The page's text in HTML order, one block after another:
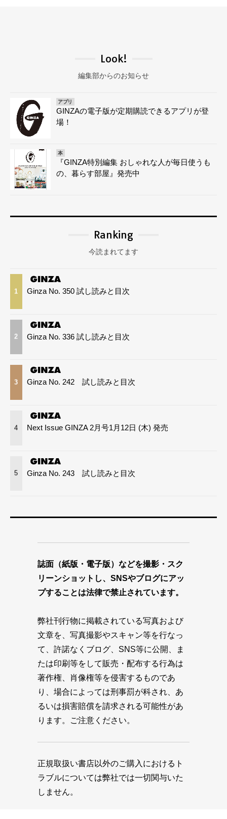
Look!
編集部からのお知らせ
アプリ
GINZAの電子版が定期購読できるアプリが登
場！
本
『GINZA特別編集 おしゃれな人が毎日使うも
の、暮らす部屋』発売中
Ranking
今読まれてます
1 Ginza No. 350 試し読みと目次
2 Ginza No. 336 試し読みと目次
3 Ginza No. 242 試し読みと目次
4 Next Issue GINZA 2月号1月12日 (木) 発売
5 Ginza No. 243 試し読みと目次
誌面（紙版・電子版）などを撮影・スク
リーンショットし、SNSやブログにアッ
プすることは法律で禁止されています。
弊社刊行物に掲載されている写真および
文章を、写真撮影やスキャン等を行なっ
て、許諾なくブログ、SNS等に公開、ま
たは印刷等をして販売・配布する行為は
著作権、肖像権等を侵害するものであ
り、場合によっては刑事罰が科され、あ
るいは損害賠償を請求される可能性があ
ります。ご注意ください。
正規取扱い書店以外のご購入におけるト
ラブルについては弊社では一切関与いた
しません。